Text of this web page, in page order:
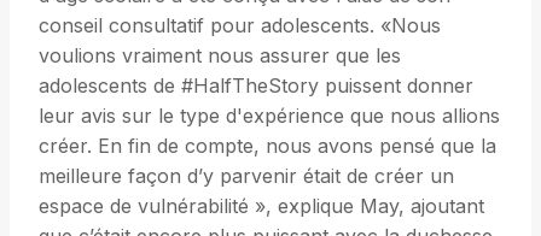
conseil consultatif pour adolescents. «Nous
voulions vraiment nous assurer que les
adolescents de #HalfTheStory puissent donner
leur avis sur le type d'expérience que nous allions
créer. En fin de compte, nous avons pensé que la
meilleure façon d’y parvenir était de créer un
espace de vulnérabilité », explique May, ajoutant